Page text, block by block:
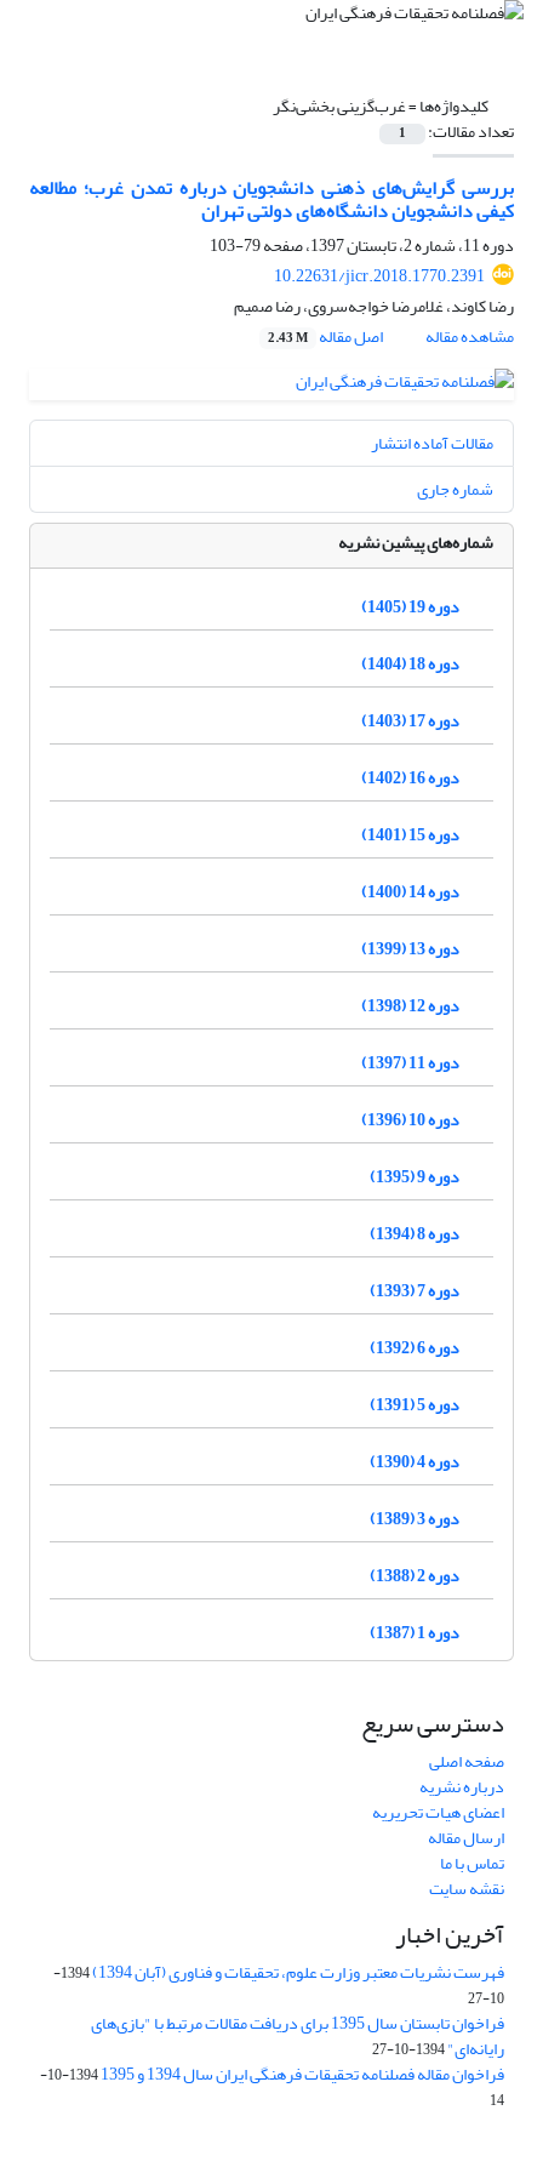
کلیدواژه‌ها =غرب‌گزینی بخشی‌نگر
تعداد مقالات: 1
بررسی گرایش‌های ذهنی دانشجویان درباره تمدن غرب؛ مطالعه
کیفی دانشجویان دانشگاه‌های دولتی تهران
دوره 11، شماره 2، تابستان 1397، صفحه
79-103
10.22631/jicr.2018.1770.2391
رضا کاوند، غلامرضا خواجه‌سروی، رضا صمیم
مشاهده مقاله
اصل مقاله 2.43 M
مقالات آماده انتشار
شماره جاری
شماره‌های پیشین نشریه
دوره 19 (1405)
دوره 18 (1404)
دوره 17 (1403)
دوره 16 (1402)
دوره 15 (1401)
دوره 14 (1400)
دوره 13 (1399)
دوره 12 (1398)
دوره 11 (1397)
دوره 10 (1396)
دوره 9 (1395)
دوره 8 (1394)
دوره 7 (1393)
دوره 6 (1392)
دوره 5 (1391)
دوره 4 (1390)
دوره 3 (1389)
دوره 2 (1388)
دوره 1 (1387)
دسترسی سریع
صفحه اصلی
درباره نشریه
اعضای هیات تحریریه
ارسال مقاله
تماس با ما
نقشه سایت
آخرین اخبار
فهرست نشریات معتبر وزارت علوم، تحقیقات و فناوری (آبان 1394)
1394-
10-27
فراخوان تابستان سال 1395 برای دریافت مقالات مرتبط با "بازی‌های
رایانه‌ای"1394-10-27
فراخوان مقاله فصلنامه تحقیقات فرهنگی ایران سال 1394 و 1395
1394-10-
14